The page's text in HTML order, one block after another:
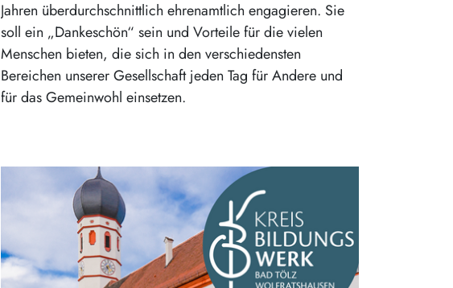
Jahren überdurchschnittlich ehrenamtlich engagieren. Sie
soll ein „Dankeschön“ sein und Vorteile für die vielen
Menschen bieten, die sich in den verschiedensten
Bereichen unserer Gesellschaft jeden Tag für Andere und
für das Gemeinwohl einsetzen.